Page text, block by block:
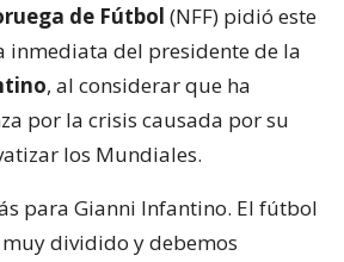
de Fútbol (NFF) pidió este
inmediata del presidente de la
, al considerar que ha
por la crisis causada por su
los Mundiales.
para Gianni Infantino. El fútbol
dividido y debemos